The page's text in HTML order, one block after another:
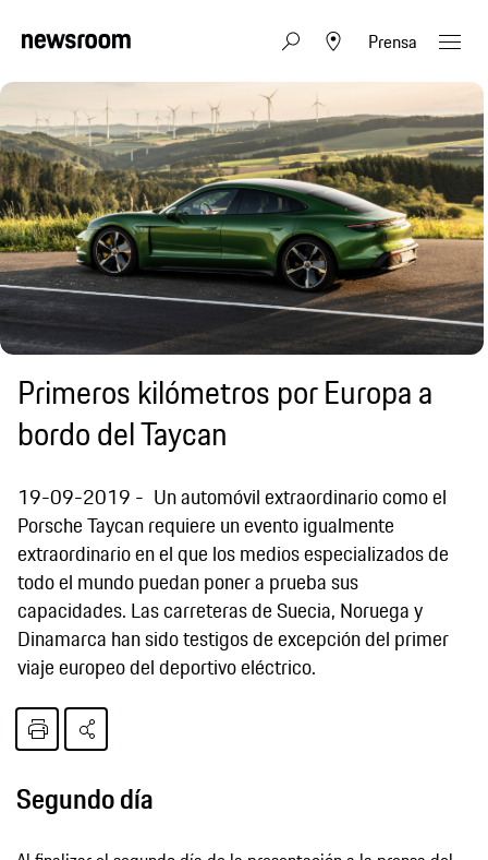
Prensa
Primeros kilómetros por Europa a
bordo del Taycan
19-09-2019
Un automóvil extraordinario como el
Porsche Taycan requiere un evento igualmente
extraordinario en el que los medios especializados de
todo el mundo puedan poner a prueba sus
capacidades. Las carreteras de Suecia, Noruega y
Dinamarca han sido testigos de excepción del primer
viaje europeo del deportivo eléctrico.
Segundo día